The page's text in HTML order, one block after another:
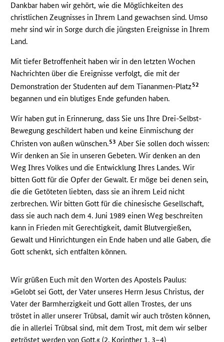
Dankbar haben wir gehört, wie die Möglichkeiten des
christlichen Zeugnisses in Ihrem Land gewachsen sind. Umso
mehr sind wir in Sorge durch die jüngsten Ereignisse in Ihrem
Land.
Mit tiefer Betroffenheit haben wir in den letzten Wochen
Nachrichten über die Ereignisse verfolgt, die mit der
Demonstration der Studenten auf dem Tiananmen-Platz52
begannen und ein blutiges Ende gefunden haben.
Wir haben gut in Erinnerung, dass Sie uns Ihre Drei-Selbst-
Bewegung geschildert haben und keine Einmischung der
Christen von außen wünschen.53 Aber Sie sollen doch wissen:
Wir denken an Sie in unseren Gebeten. Wir denken an den
Weg Ihres Volkes und die Entwicklung Ihres Landes. Wir
bitten Gott für die Opfer der Gewalt. Er möge bei denen sein,
die die Getöteten liebten, dass sie an ihrem Leid nicht
zerbrechen. Wir bitten Gott für die chinesische Gesellschaft,
dass sie auch nach dem 4. Juni 1989 einen Weg beschreiten
kann in Frieden mit Gerechtigkeit, damit Blutvergießen,
Gewalt und Hinrichtungen ein Ende haben und alle Gaben, die
Gott schenkt, sich entfalten können.
Wir grüßen Euch mit den Worten des Apostels Paulus:
»Gelobt sei Gott, der Vater unseres Herrn Jesus Christus, der
Vater der Barmherzigkeit und Gott allen Trostes, der uns
tröstet in aller unserer Trübsal, damit wir auch trösten können,
die in allerlei Trübsal sind, mit dem Trost, mit dem wir selber
getröstet werden von Gott.« (2. Korinther 1. 3–4)